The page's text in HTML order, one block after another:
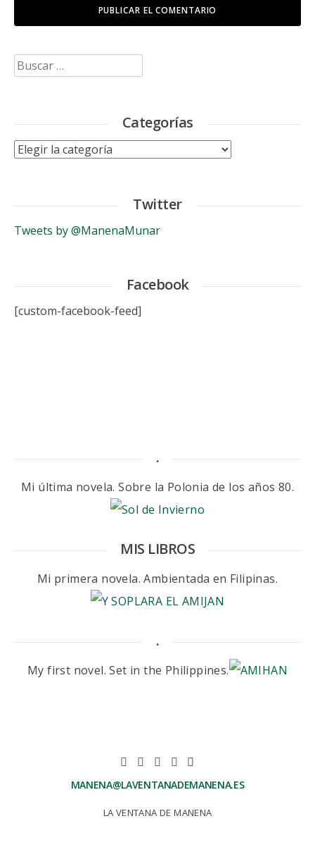
Buscar:
Categorías
Categorías
Twitter
Tweets by @ManenaMunar
Facebook
[custom-facebook-feed]
.
Mi última novela. Sobre la Polonia de los años 80.
MIS LIBROS
Mi primera novela. Ambientada en Filipinas.
.
My first novel. Set in the Philippines.
MANENA@LAVENTANADEMANENA.ES
LA VENTANA DE MANENA